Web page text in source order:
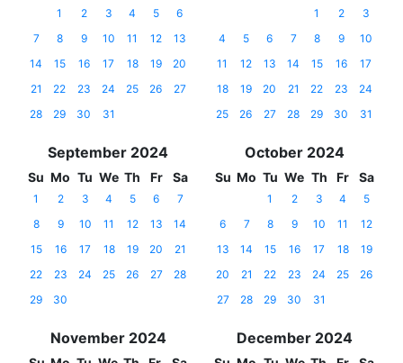
1 2 3 4 5
6
7
8 9 10 11 12
13
14
15 16 17 18 19
20
21
22 23 24 25 26
27
28
29 30 31
1 2
3
4
5 6 7 8 9
10
11
12 13 14 15 16
17
18
19 20 21 22 23
24
25
26 27 28 29 30 31
September 2024
Su Mo Tu We Th Fr Sa
1 2 3 4 5 6
7
8
9 10 11 12 13
14
15
16 17 18 19 20
21
22
23 24 25 26 27
28
29
30
October 2024
Su Mo Tu We Th Fr Sa
1 2 3 4
5
6
7 8 9 10 11
12
13
14 15 16 17 18
19
20
21 22 23 24 25
26
27
28 29 30 31
November 2024 December 2024